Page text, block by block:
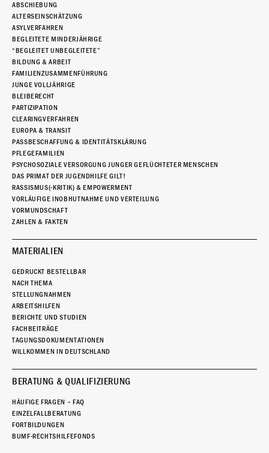
ABSCHIEBUNG
ALTERSEINSCHÄTZUNG
ASYLVERFAHREN
BEGLEITETE MINDERJÄHRIGE
“BEGLEITET UNBEGLEITETE”
BILDUNG & ARBEIT
FAMILIENZUSAMMENFÜHRUNG
JUNGE VOLLJÄHRIGE
BLEIBERECHT
PARTIZIPATION
CLEARINGVERFAHREN
EUROPA & TRANSIT
PASSBESCHAFFUNG & IDENTITÄTSKLÄRUNG
PFLEGEFAMILIEN
PSYCHOSOZIALE VERSORGUNG JUNGER GEFLÜCHTETER MENSCHEN
DAS PRIMAT DER JUGENDHILFE GILT!
RASSISMUS(-KRITIK) & EMPOWERMENT
VORLÄUFIGE INOBHUTNAHME UND VERTEILUNG
VORMUNDSCHAFT
ZAHLEN & FAKTEN
MATERIALIEN
GEDRUCKT BESTELLBAR
NACH THEMA
STELLUNGNAHMEN
ARBEITSHILFEN
BERICHTE UND STUDIEN
FACHBEITRÄGE
TAGUNGSDOKUMENTATIONEN
WILLKOMMEN IN DEUTSCHLAND
BERATUNG & QUALIFIZIERUNG
HÄUFIGE FRAGEN – FAQ
EINZELFALLBERATUNG
FORTBILDUNGEN
BUMF-RECHTSHILFEFONDS